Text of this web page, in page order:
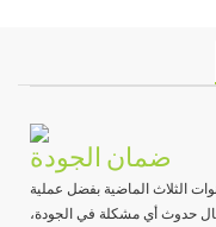
ضمان الجودة
الثلاث الماضية بفضل عملية
حدوث أي مشكلة في الجودة،